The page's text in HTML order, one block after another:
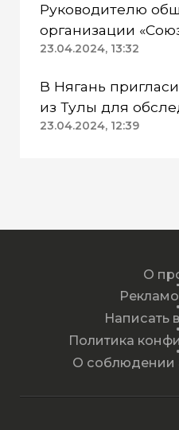
Руководителю
организации
пехотинцев» Югры
23.04.2024, 13:32
В Нягань
из Тулы для обследования здания
ДК «Геолог»
23.04.2024, 12:39
О
Написать
Политика
О соблюдении